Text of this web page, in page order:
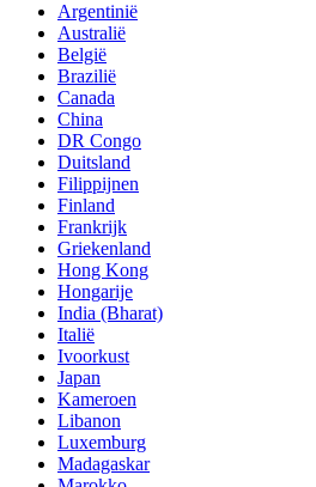
Argentinië
Australië
België
Brazilië
Canada
China
DR Congo
Duitsland
Filippijnen
Finland
Frankrijk
Griekenland
Hong Kong
Hongarije
India (Bharat)
Italië
Ivoorkust
Japan
Kameroen
Libanon
Luxemburg
Madagaskar